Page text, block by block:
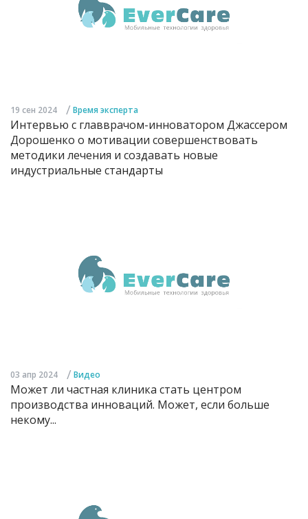
19 сен 2024 / Время эксперта
Интервью с главврачом-инноватором Джассером
Дорошенко о мотивации совершенствовать
методики лечения и создавать новые
индустриальные стандарты
03 апр 2024 / Видео
Может ли частная клиника стать центром
производства инноваций. Может, если больше
некому...